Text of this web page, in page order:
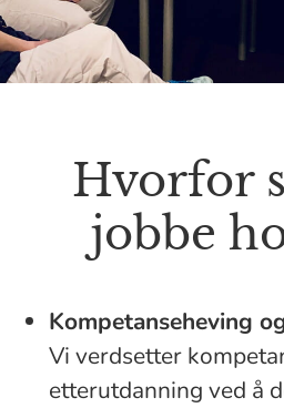
Hvorfor
jobbe
Kompetanseheving
Vi verdsetter
etterutdanning ved å